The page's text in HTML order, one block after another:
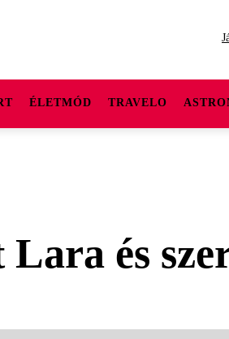
ÉLETMÓD TRAVELO
és